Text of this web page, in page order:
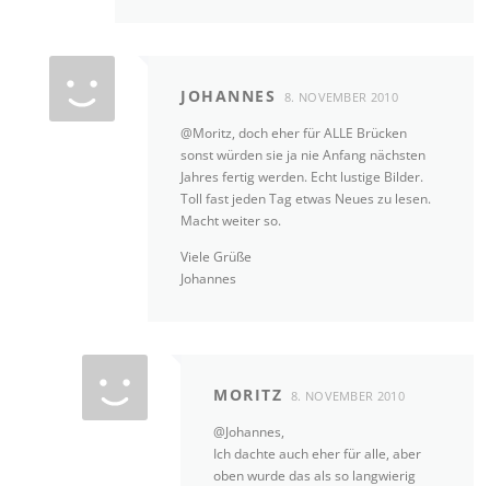
JOHANNES 8. NOVEMBER 2010
@Moritz, doch eher für ALLE Brücken
sonst würden sie ja nie Anfang nächsten
Jahres fertig werden. Echt lustige Bilder.
Toll fast jeden Tag etwas Neues zu lesen.
Macht weiter so.
Viele Grüße
Johannes
MORITZ 8. NOVEMBER 2010
@Johannes,
Ich dachte auch eher für alle, aber
oben wurde das als so langwierig